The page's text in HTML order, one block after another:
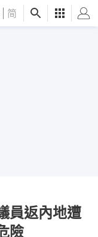
简
員返內地遭
險